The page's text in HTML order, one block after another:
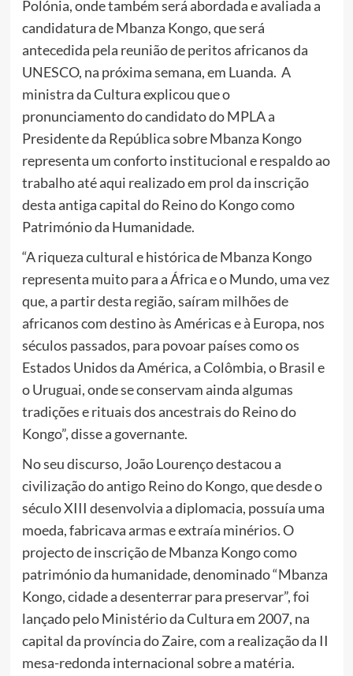
Polónia, onde também será abordada e avaliada a
candidatura de Mbanza Kongo, que será
antecedida pela reunião de peritos africanos da
UNESCO, na próxima semana, em Luanda. A
ministra da Cultura explicou que o
pronunciamento do candidato do MPLA a
Presidente da República sobre Mbanza Kongo
representa um conforto institucional e respaldo ao
trabalho até aqui realizado em prol da inscrição
desta antiga capital do Reino do Kongo como
Património da Humanidade.
“A riqueza cultural e histórica de Mbanza Kongo
representa muito para a África e o Mundo, uma vez
que, a partir desta região, saíram milhões de
africanos com destino às Américas e à Europa, nos
séculos passados, para povoar países como os
Estados Unidos da América, a Colômbia, o Brasil e
o Uruguai, onde se conservam ainda algumas
tradições e rituais dos ancestrais do Reino do
Kongo”, disse a governante.
No seu discurso, João Lourenço destacou a
civilização do antigo Reino do Kongo, que desde o
século XIII desenvolvia a diplomacia, possuía uma
moeda, fabricava armas e extraía minérios. O
projecto de inscrição de Mbanza Kongo como
património da humanidade, denominado “Mbanza
Kongo, cidade a desenterrar para preservar”, foi
lançado pelo Ministério da Cultura em 2007, na
capital da província do Zaire, com a realização da II
mesa-redonda internacional sobre a matéria.